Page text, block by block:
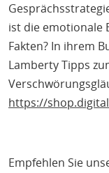
ist die emotionale
Fakten? In ihrem
Lamberty Tipps
https://
Empfehlen Sie